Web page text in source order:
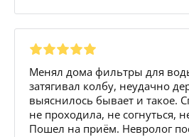
Менял дома фильтры для
затягивал колбу, неудачно
выяснилось бывает и такое.
не проходила, не согнуться,
Пошел на приём. Невролог